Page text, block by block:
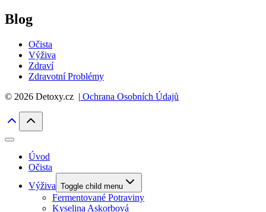
Blog
Očista
Výživa
Zdraví
Zdravotní Problémy
© 2026 Detoxy.cz | Ochrana Osobních Údajů
Úvod
Očista
Výživa Toggle child menu
Fermentované Potraviny
Kyselina Askorbová